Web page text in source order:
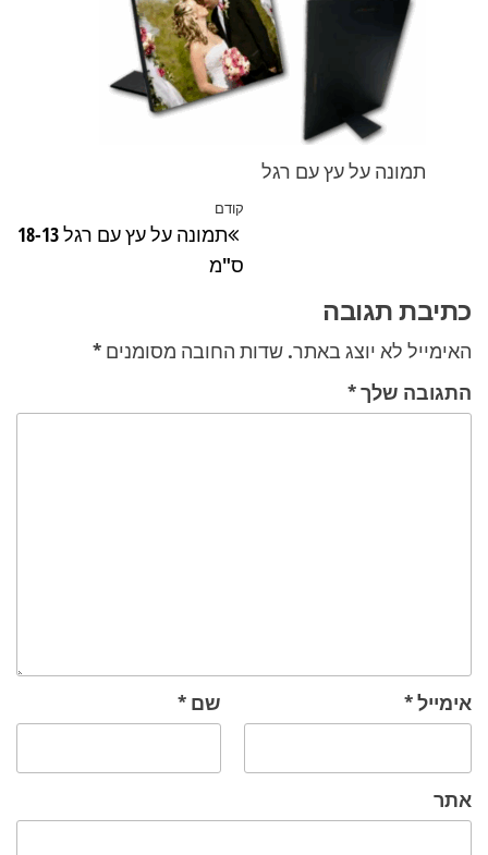
תמונה על עץ עם רגל
הפוסט
הקודם
קודם
תמונה על עץ עם רגל 18-13
ס"מ
כתיבת תגובה
האימייל לא יוצג באתר. שדות החובה מסומנים *
התגובה שלך*
שם * אימייל*
אתר